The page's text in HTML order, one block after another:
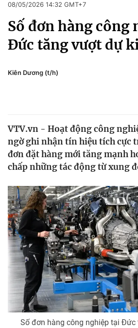
Chuyên mục
Chính trị
Thế giới
Tin tức
Thế giới đó đây
Câu chuyện quốc tế
Tài chính
Thị trường
Góc doanh nghiệp
Dữ liệu và đời sống
Truyền hình
Phim VTV
Hậu trường
Nhân vật
Khán giả
Giải trí
Điện ảnh
Âm nhạc
Sao
Đời sống
Du lịch
Giáo dục
Pháp luật
Kinh tế
Thể thao
Truyền hình
Y tế
08/05/2026 14:32 GMT+7
Số đơn hàng công
Đức tăng vượt dự
Kiên Dương (t/h)
VTV.vn - Hoạt động công
ngờ ghi nhận tín hiệu tích cực
đơn đặt hàng mới tăng mạnh
chấp những tác động từ xung
Số đơn hàng công nghiệp tại